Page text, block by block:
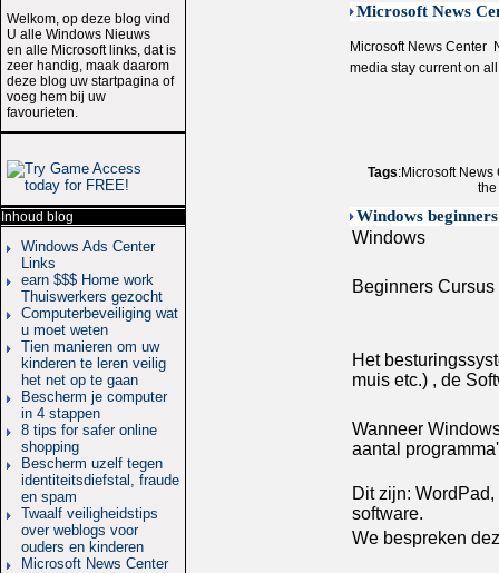
Welkom, op deze blog vind
U alle Windows Nieuws
en alle Microsoft links, dat is
zeer handig, maak daarom
deze blog uw startpagina of
voeg hem bij uw
favourieten.
Inhoud blog
Windows Ads Center
Links
earn $$$ Home work
Thuiswerkers gezocht
Computerbeveiliging wat
u moet weten
Tien manieren om uw
kinderen te leren veilig
het net op te gaan
Bescherm je computer
in 4 stappen
8 tips for safer online
shopping
Bescherm uzelf tegen
identiteitsdiefstal, fraude
en spam
Twaalf veiligheidstips
over weblogs voor
ouders en kinderen
Microsoft News Center
Microsoft News
Microsoft News Center
media stay current on
Tags:Microsoft News
Windows
Windows
Beginners Cursus
Het
muis etc.) , de
Wanneer
aantal
Dit zijn:
software.
We bespreken